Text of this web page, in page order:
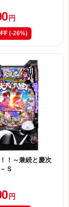
円
(-26%)
！～兼続と慶次
Ｓ
円